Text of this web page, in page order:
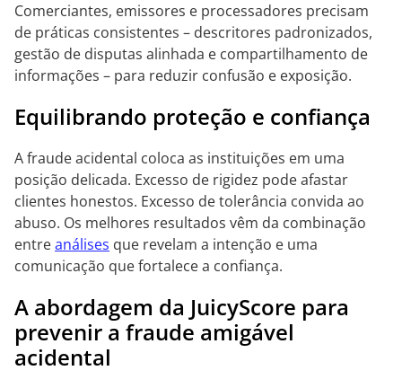
Comerciantes, emissores e processadores precisam
de práticas consistentes – descritores padronizados,
gestão de disputas alinhada e compartilhamento de
informações – para reduzir confusão e exposição.
Equilibrando proteção e confiança
A fraude acidental coloca as instituições em uma
posição delicada. Excesso de rigidez pode afastar
clientes honestos. Excesso de tolerância convida ao
abuso. Os melhores resultados vêm da combinação
entreanálises que revelam a intenção e uma
comunicação que fortalece a confiança.
A abordagem da JuicyScore para
prevenir a fraude amigável
acidental